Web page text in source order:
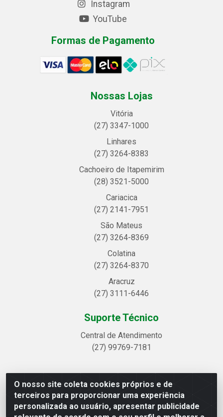
O nosso site coleta cookies próprios e de
terceiros para proporcionar uma experiência
personalizada ao usuário, apresentar publicidade
Instagram
YouTube
Formas de Pagamento
Nossas Lojas
Vitória
(27) 3347-1000
Linhares
(27) 3264-8383
Cachoeiro de Itapemirim
(28) 3521-5000
Cariacica
(27) 2141-7951
São Mateus
(27) 3264-8369
Colatina
(27) 3264-8370
Aracruz
(27) 3111-6446
Suporte Técnico
Central de Atendimento
(27) 99769-7181
Linhavix Distribuidora LTDA - Avenida Alegre, 2521 -
Quadra314 Lote 05 e 07 - Shell, Linhares/ES - CEP
29.901-605 - CNPJ 20.857.514/0001-75